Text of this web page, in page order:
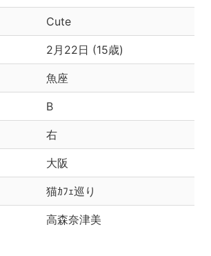
Cute
2月22日 (15歳)
魚座
B
右
大阪
猫ｶﾌｪ巡り
高森奈津美